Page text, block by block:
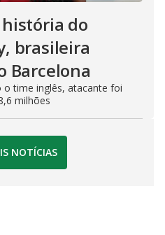
do
brasileira
Barcelona
time inglês, atacante foi
milhões
NOTÍCIAS